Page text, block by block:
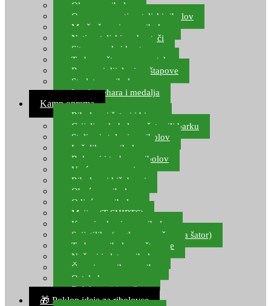
Olovo za ribolov
Oprema za natjecateljski ribolov
Mreže čuvarice za ribolov
Natjecateljski podmetači
Sito, posude i kante
Torbe za štapove – match
Rezervni dijelovi za štapove
Starlete za ribolov
Izrada pehara i medalja
Kamp oprema
Ribolovni šatori i bivvy
Grijalice, kuhala za šator ili barku
Stolice i stolovi za ribolov
Ležaljke za ribolov
Ruksaci i torbe za ribolov
Vreće za spavanje
Ribolovni kišobrani
Obuća za ribolov
Odjeća za ribolov
Majice (T-SHIRTS)
Kape i rukavice za ribolov
Svijetiljke (naglavne, ručne, za šator)
Torbe za ribolovne štapove
Noževi i alat za ribolov
Čamci za prihranu ribe
Ostala kamp oprema
Dalekozori i optika
🎁 Poklon ideje za ribolovce